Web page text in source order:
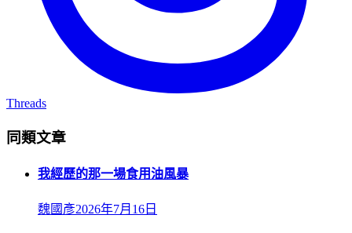
Threads
同類文章
我經歷的那一場食用油風暴
魏國彥2026年7月16日